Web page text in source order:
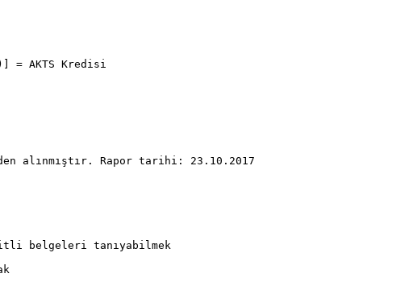
= AKTS Kredisi
alınmıştır. Rapor tarihi: 23.10.2017
belgeleri tanıyabilmek